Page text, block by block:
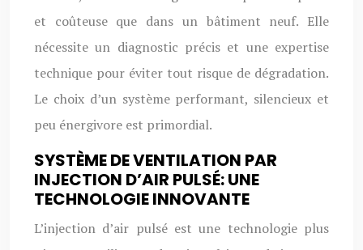
et coûteuse que dans un bâtiment neuf. Elle
nécessite un diagnostic précis et une expertise
technique pour éviter tout risque de dégradation.
Le choix d’un système performant, silencieux et
peu énergivore est primordial.
SYSTÈME DE VENTILATION PAR
INJECTION D’AIR PULSÉ: UNE
TECHNOLOGIE INNOVANTE
L’injection d’air pulsé est une technologie plus